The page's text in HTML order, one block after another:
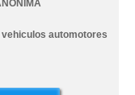
automotores